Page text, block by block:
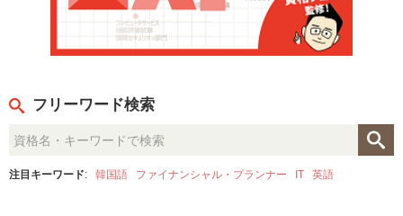
フリーワード検索
注目キーワード: 韓国語 ファイナンシャル・プランナー IT 英語